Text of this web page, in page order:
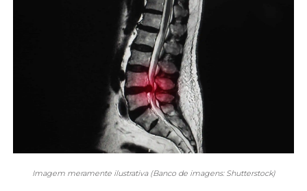
Imagem meramente ilustrativa (Banco de imagens: Shutterstock)